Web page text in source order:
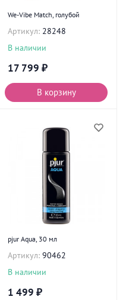
We-Vibe Match, голубой
Артикул: 28248
В наличии
17 799 ₽
В корзину
pjur Aqua, 30 мл
Артикул: 90462
В наличии
1 499 ₽